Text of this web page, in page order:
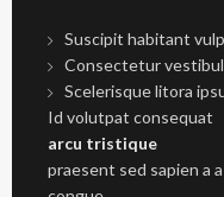
Suscipit habitant
Consectetur
Scelerisque litora
Id volutpat consequat
arcu tristique
praesent sed sapien a